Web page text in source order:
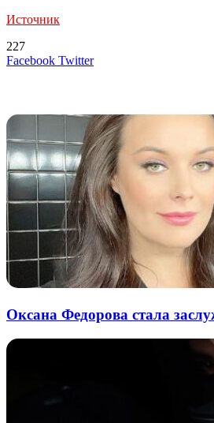
Источник
227
Facebook TwitterLinkedIn
Tumblr
Reddit
Вконтакте
Одноклассники
Skype
Messenger
Messenger
WhatsApp
Telegram
Viber
Line
Поделиться
Печатать
Оксана Федорова стала